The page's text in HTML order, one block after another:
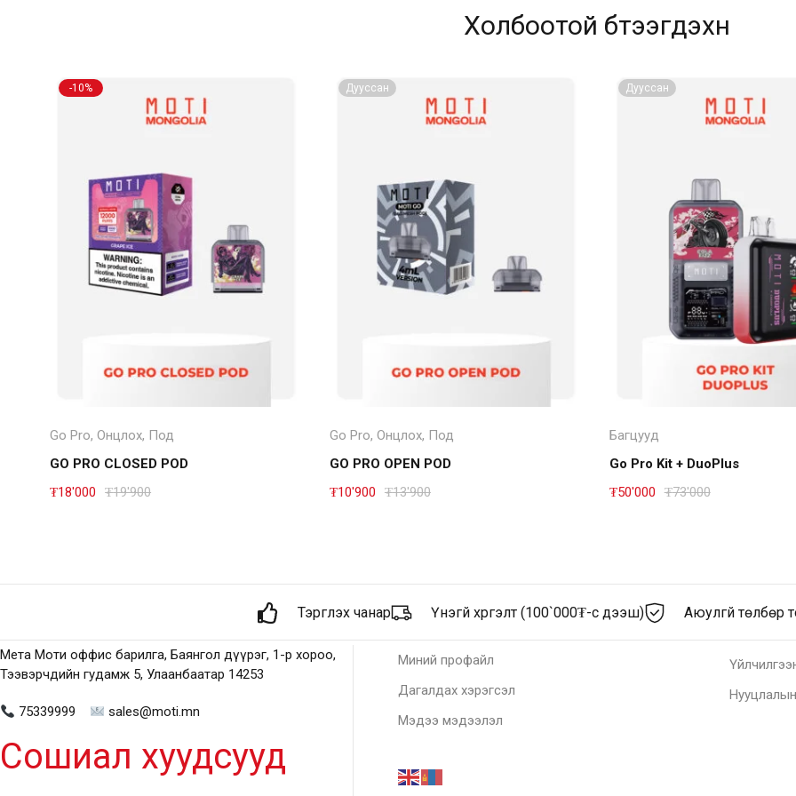
Холбоотой бүтээгдэхүүн
-10%
Төрөл сонгох
Go Pro,Онцлох, Под
GO PRO CLOSED POD
₮19'900
₮18'000
Дууссан
Read more
Go Pro, Онцлох, Под
GO PRO OPEN POD
₮13'900
₮10'900
Дууссан
Багцууд
Go Pro Kit + DuoPlus
₮73'000
₮50'000
Тэргүүлэх чанар Үнэгүй хүргэлт (100`000₮-с дээш) Аюулгүй төлбөр
Мета Моти оффис барилга, Баянгол дүүрэг, 1-р хороо,
Тээвэрчдийн гудамж 5, Улаанбаатар 14253
75339999 sales@moti.mn
Сошиал хуудсууд
Миний профайл
Дагалдах хэрэгсэл
Мэдээ мэдээлэл